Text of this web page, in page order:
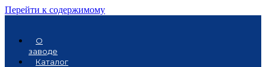
Перейти к содержимому
О
заводе
Каталог